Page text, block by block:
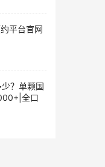
平台官网
？单颗国
全口